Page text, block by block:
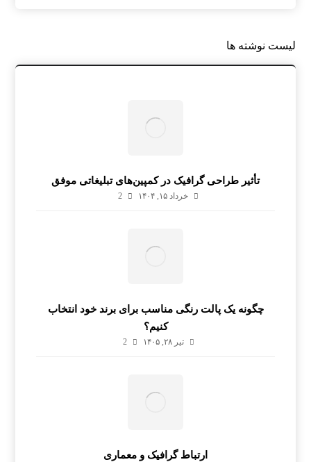
لیست نوشته ها
تأثیر طراحی گرافیک در کمپین‌های تبلیغاتی موفق
خرداد ۱۵, ۱۴۰۴ 2
چگونه یک پالت رنگی مناسب برای برند خود انتخاب
کنیم؟
تیر ۲۸, ۱۴۰۵ 2
ارتباط گرافیک و معماری